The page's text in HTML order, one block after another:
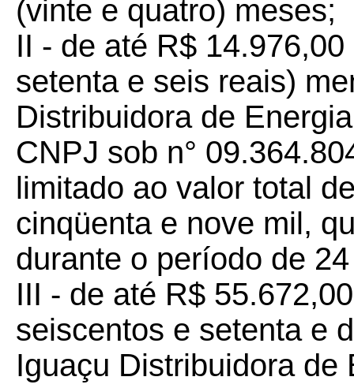
(vinte e quatro) meses;
II - de até R$
setenta e seis reais)
Distribuidora de
CNPJ sob n°
limitado ao valor total
cinqüenta e nove mil,
durante o período de
III - de até R$
seiscentos e setenta e
Iguaçu Distribuidora